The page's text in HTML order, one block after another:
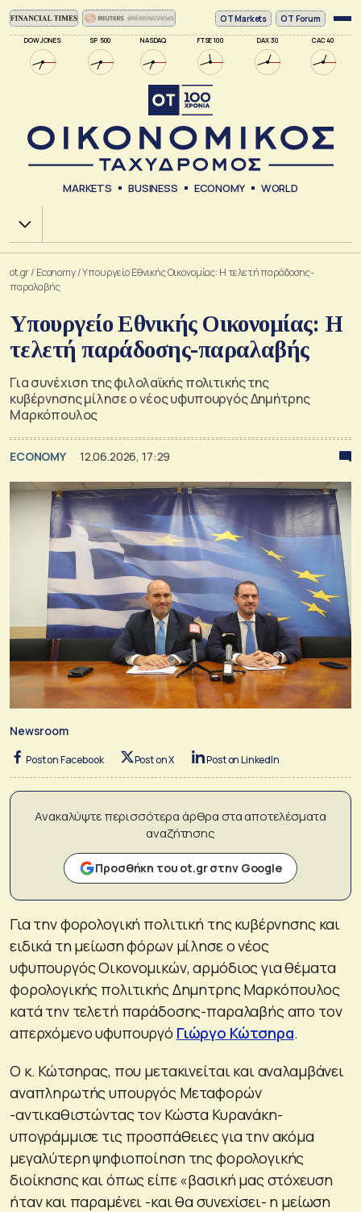
DOW JONES SP 500 NASDAQ FTSE 100 DAX 30 CAC 40
ΟΤ Markets OT Forum
MARKETS BUSINESS ECONOMY WORLD
Χ.Α.
ot.gr/ Economy/Υπουργείο Εθνικής Οικονομίας: Η τελετή παράδοσης-
παραλαβής
Υπουργείο Εθνικής Οικονομίας: Η
τελετή παράδοσης-παραλαβής
Για συνέχιση της φιλολαϊκής πολιτικής της
κυβέρνησης μίλησε ο νέος υφυπουργός Δημήτρης
Μαρκόπουλος
ECONOMY 12.06.2026, 17:29
Newsroom
Post on Facebook Post on X Post on LinkedIn
Ανακαλύψτε περισσότερα άρθρα στα αποτελέσματα
αναζήτησης
Προσθήκη του ot.gr στην Google
Για την φορολογική πολιτική της κυβέρνησης και
ειδικά τη μείωση φόρων μίλησε ο νέος
υφυπουργός Οικονομικών, αρμόδιος για θέματα
φορολογικής πολιτικής Δημητρης Μαρκόπουλος
κατά την τελετή παράδοσης-παραλαβής απο τον
απερχόμενο υφυπουργό Γιώργο Κώτσηρα.
Ο κ. Κώτσηρας, που μετακινείται και αναλαμβάνει
αναπληρωτής υπουργός Μεταφορών
-αντικαθιστώντας τον Κώστα Κυρανάκη-
υπογράμμισε τις προσπάθειες για την ακόμα
μεγαλύτερη ψηφιοποίηση της φορολογικής
διοίκησης και όπως είπε «βασική μας στόχευση
ήταν και παραμένει -και θα συνεχίσει- η μείωση